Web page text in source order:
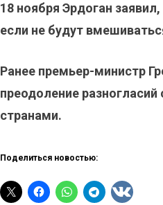
18 ноября Эрдоган
если не будут
Ранее премьер-министр
преодоление
странами.
Поделиться новостью: